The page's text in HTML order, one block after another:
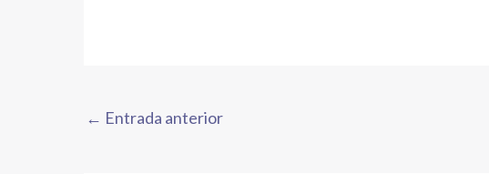
← Entrada anterior